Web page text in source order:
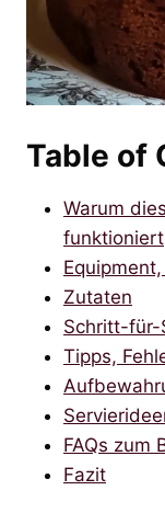
Table of
Warum
funktioniert
Zutaten
Schritt-für-
Tipps,
FAQs zum
Fazit